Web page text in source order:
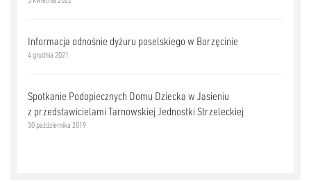
Informacja odnośnie dyżuru poselskiego w Borzęcinie
4 grudnia 2021
Spotkanie Podopiecznych Domu Dziecka w Jasieniu
z przedstawicielami Tarnowskiej Jednostki Strzeleckiej
30 października 2019